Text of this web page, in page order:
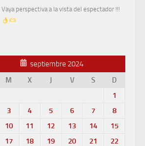
Vaya perspectiva a la vista del espectador !!!
septiembre 2024
M X J V S
D
1
3 4 5 6 7
8
10 11 12 13 14
15
17 18 19 20 21
22